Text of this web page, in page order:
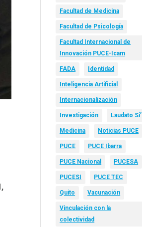
,
Facultad de Medicina
Facultad de Psicología
Facultad Internacional de
Innovación PUCE-Icam
FADA Identidad
Inteligencia Artificial
Internacionalización
Investigación Laudato Si’
Medicina Noticias PUCE
PUCE PUCE Ibarra
PUCE Nacional PUCESA
PUCESI PUCE TEC
Quito Vacunación
Vinculación con la
colectividad